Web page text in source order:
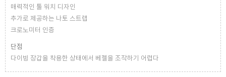
매력적인 툴 워치 디자인
추가로 제공하는 나토 스트랩
크로노미터 인증
단점
다이빙 장갑을 착용한 상태에서 베젤을 조작하기 어렵다